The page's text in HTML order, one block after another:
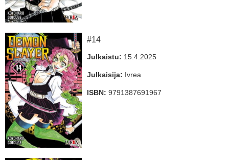
#14
Julkaistu: 15.4.2025
Julkaisija: Ivrea
ISBN: 9791387691967